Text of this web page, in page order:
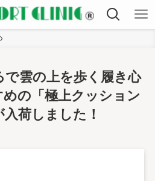
で雲の上を歩く履き心
の「極上クッション
荷しました！